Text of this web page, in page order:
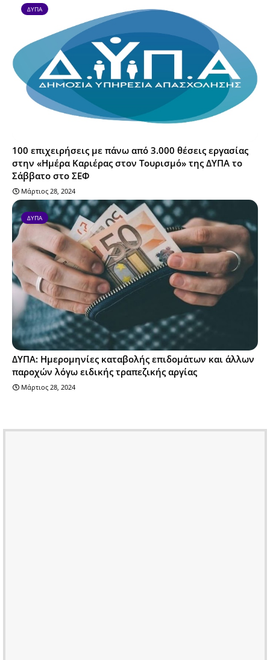
ΔΥΠΑ
100 επιχειρήσεις με πάνω από 3.000 θέσεις εργασίας
στην «Ημέρα Καριέρας στον Τουρισμό» της ΔΥΠΑ το
Σάββατο στο ΣΕΦ
Μάρτιος 28, 2024
ΔΥΠΑ
ΔΥΠΑ: Ημερομηνίες καταβολής επιδομάτων και άλλων
παροχών λόγω ειδικής τραπεζικής αργίας
Μάρτιος 28, 2024